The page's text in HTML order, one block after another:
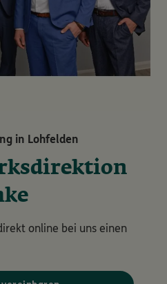
in Lohfelden
online bei uns einen